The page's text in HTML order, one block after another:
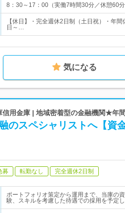
8：30～17：00（実働7時間30分／休憩60分
【休日】・完全週休2日制（土日祝）・年
日～…
気になる
信用金庫 | 地域密着型の金融機関★年
のスペシャリストへ【
募 転勤なし 完全週休2日制
ポートフォリオ策定から運用まで、当庫の
験、スキルを考慮した待遇での採用を予定し